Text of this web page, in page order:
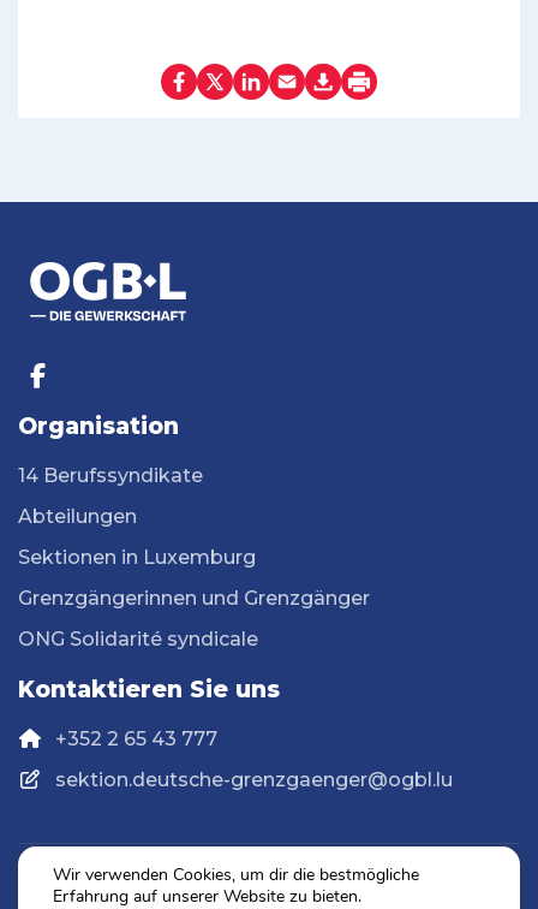
Organisation
14 Berufssyndikate
Abteilungen
Sektionen in Luxemburg
Grenzgängerinnen und Grenzgänger
ONG Solidarité syndicale
Kontaktieren Sie uns
+352 2 65 43 777
sektion.deutsche-grenzgaenger@ogbl.lu
Datenschutz
Wir verwenden Cookies, um dir die bestmögliche
Erfahrung auf unserer Website zu bieten.